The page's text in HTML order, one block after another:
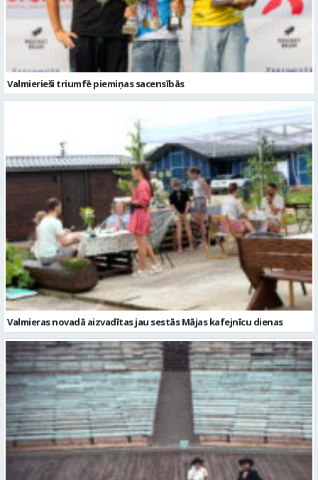
Valmierieši triumfē piemiņas sacensībās
Valmieras novadā aizvadītas jau sestās Mājas kafejnīcu dienas